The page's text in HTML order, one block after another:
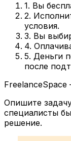
1. Вы
2.
условия.
3. Вы
4.
5. Деньги
после
Опишите
специалисты
решение.